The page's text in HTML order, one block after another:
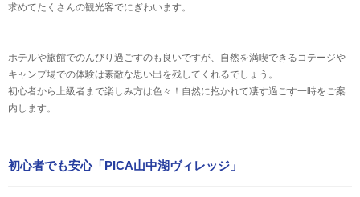
求めてたくさんの観光客でにぎわいます。
ホテルや旅館でのんびり過ごすのも良いですが、自然を満喫できるコテージや
キャンプ場での体験は素敵な思い出を残してくれるでしょう。
初心者から上級者まで楽しみ方は色々！自然に抱かれて凄す過ごす一時をご案
内します。
初心者でも安心「PICA山中湖ヴィレッジ」